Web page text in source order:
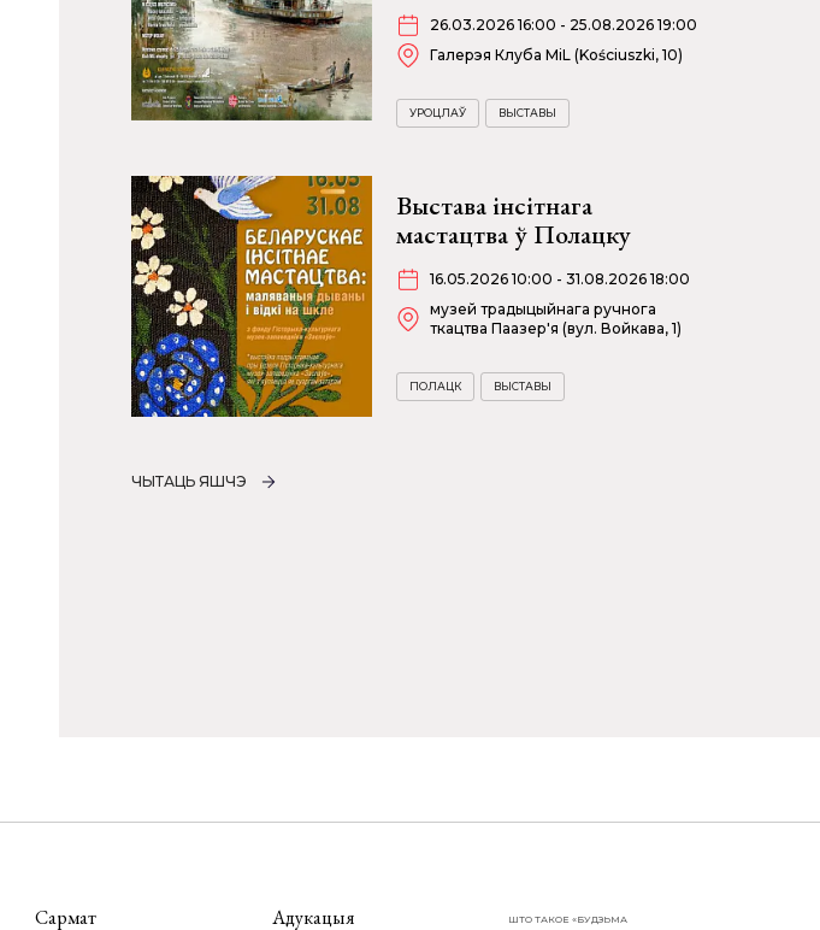
26.03.2026 16:00 - 25.08.2026 19:00
Галерэя Клуба MiL (Kościuszki, 10)
УРОЦЛАЎ ВЫСТАВЫ
Выстава інсітнага
мастацтва ў Полацку
16.05.2026 10:00 - 31.08.2026 18:00
музей традыцыйнага ручнога
ткацтва Паазер'я (вул. Войкава, 1)
ПОЛАЦК ВЫСТАВЫ
ЧЫТАЦЬ ЯШЧЭ
Сармат Адукацыя ШТО ТАКОЕ «БУДЗЬМА